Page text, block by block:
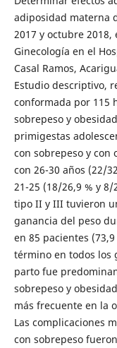
adiposidad materna
2017 y octubre
Ginecología en el
Casal Ramos,
Estudio descriptivo,
conformada por 115
sobrepeso y
primigestas
con sobrepeso y
con 26-30 años (22/
21-25 (18/26,9 % y
tipo II y III tuvieron
ganancia del peso
en 85 pacientes
término en todos los
parto fue
sobrepeso y
más frecuente en la
Las complicaciones
con sobrepeso